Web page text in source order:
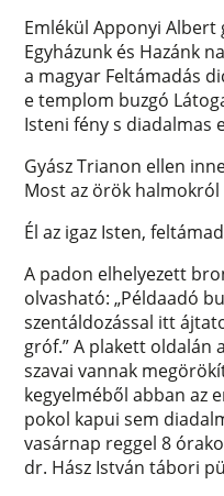
Emlékül Apponyi Albert
Egyházunk és Hazánk
a magyar Feltámadás
e templom buzgó
Isteni fény s diadalmas
Gyász Trianon ellen
Most az örök
Él az igaz Isten,
A padon elhelyezett
olvasható: „Példaadó
szentáldozással itt
gróf.” A plakett oldalán
szavai vannak
kegyelméből abban az
pokol kapui sem
vasárnap reggel 8
dr. Hász István tábori